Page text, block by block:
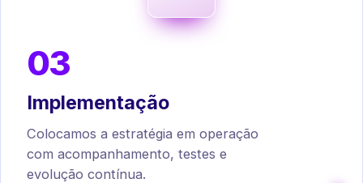
03
Implementação
Colocamos a estratégia em operação
com acompanhamento, testes e
evolução contínua.